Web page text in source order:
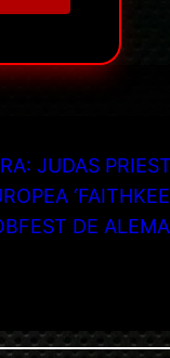
JUDAS
DE